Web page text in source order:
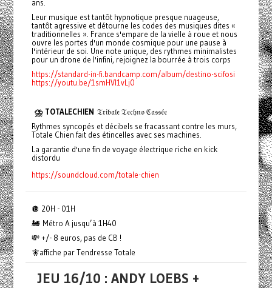
ans.
Leur musique est tantôt hypnotique presque nuageuse,
tantôt agressive et détourne les codes des musiques dites «
traditionnelles ». France s'empare de la vielle à roue et nous
ouvre les portes d'un monde cosmique pour une pause à
l'intérieur de soi. Une note unique, des rythmes minimalistes
pour un drone de l'infini, rejoignez la bourrée à trois corps
https://standard-in-fi.bandcamp.com/album/destino-scifosi
https://youtu.be/1smHVI1vLj0
⛈️ TOTALECHIEN 𝔗𝔯𝔦𝔟𝔞𝔩𝔢 𝔗𝔢𝔠𝔥𝔫𝔬 ℭ𝔞𝔰𝔰𝔢́𝔢
Rythmes syncopés et décibels se fracassant contre les murs,
Totale Chien fait des étincelles avec ses machines.
La garantie d'une fin de voyage électrique riche en kick
distordu
https://soundcloud.com/totale-chien
🪩 20H - 01H
🚂 Métro A jusqu’à 1H40
💸 +/- 8 euros, pas de CB !
🧚affiche par Tendresse Totale
JEU 16/10 : ANDY LOEBS +